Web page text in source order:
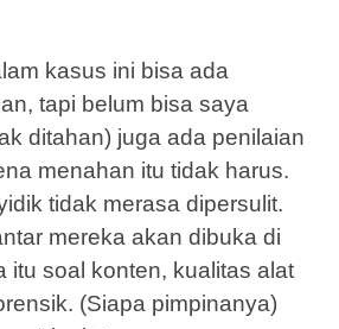
kasus ini bisa ada
tapi belum bisa saya
ditahan) juga ada penilaian
menahan itu tidak harus.
tidak merasa dipersulit.
mereka akan dibuka di
itu soal konten, kualitas alat
(Siapa pimpinanya)